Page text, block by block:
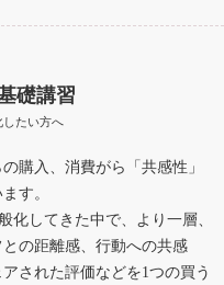
礎講習
たい方へ
購入、消費がら「共感性」
す。
化してきた中で、より一層、
の距離感、行動への共感
された評価などを1つの買う